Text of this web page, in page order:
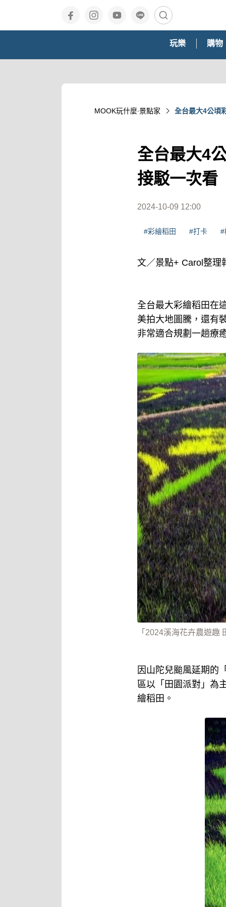
玩樂 購物
MOOK玩什麼‧景點家 全台最大4公頃
全台最大4
接駁一次看
2024-10-09 12:00
#彩繪稻田 #打卡 #
文／景點+ Carol整理
全台最大彩繪稻田在
美拍大地圖騰，還有
非常適合規劃一趟療
「2024溪海花卉農遊
因山陀兒颱風延期的
區以「田園派對」為
繪稻田。